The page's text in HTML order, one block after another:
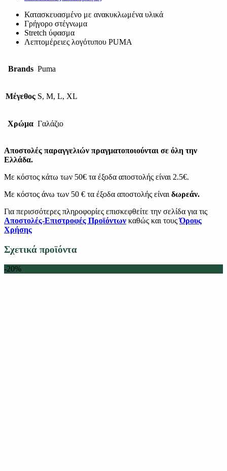
Κατασκευασμένο με ανακυκλωμένα υλικά
Γρήγορο στέγνωμα
Stretch ύφασμα
Λεπτομέρειες λογότυπου PUMA
Brands Puma
Μέγεθος S, M, L, XL
Χρώμα Γαλάζιο
Αποστολές παραγγελιών πραγματοποιούνται σε όλη την
Ελλάδα.
Με κόστος κάτω των 50€ τα έξοδα αποστολής είναι 2.5€.
Με κόστος άνω των 50 € τα έξοδα αποστολής είναι δωρεάν.
Για περισσότερες πληροφορίες επισκεφθείτε την σελίδα για τις
Αποστολές-Επιστροφές Προϊόντων καθώς και τουςΌρους
Χρήσης
Σχετικά προϊόντα
-20%